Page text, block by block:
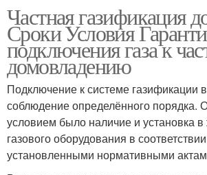
Частная газификация
Сроки Условия
подключения газа к
домовладению
Подключение к системе газификации
соблюдение определённого порядка.
условием было наличие и установка
газового оборудования в
установленными нормативными